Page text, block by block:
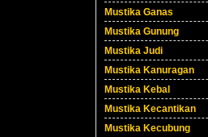
Mustika Ganas
Mustika Gunung
Mustika Judi
Mustika Kanuragan
Mustika Kebal
Mustika Kecantikan
Mustika Kecubung